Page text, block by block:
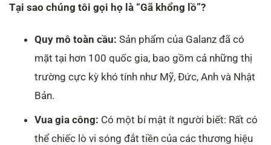
Tại sao chúng tôi gọi họ là “Gã khổng lồ”?
Quy mô toàn cầu: Sản phẩm của Galanz đã có
mặt tại hơn 100 quốc gia, bao gồm cả những thị
trường cực kỳ khó tính như Mỹ, Đức, Anh và Nhật
Bản.
Vua gia công: Có một bí mật ít người biết: Rất có
thể chiếc lò vi sóng đắt tiền của các thương hiệu